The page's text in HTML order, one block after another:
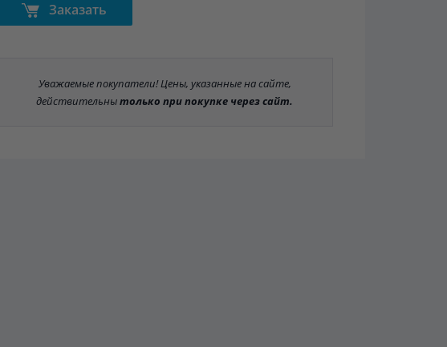
Заказать
Уважаемые покупатели! Цены, указанные на сайте,
действительнытолько при покупке через сайт.